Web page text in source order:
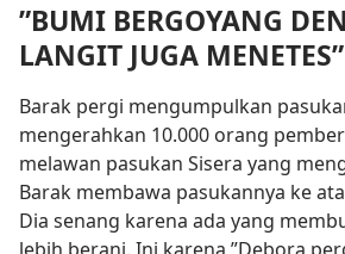
”BUMI BERGOYANG
LANGIT JUGA MENETES”
Barak pergi mengumpulkan
mengerahkan 10.000 orang
melawan pasukan Sisera yang
Barak membawa pasukannya ke
Dia senang karena ada yang